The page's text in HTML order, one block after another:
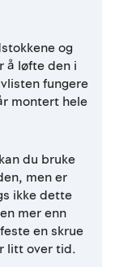
og
å løfte den i
fungere
montert hele
du bruke
men er
ikke dette
mer enn
en skrue
litt over tid.